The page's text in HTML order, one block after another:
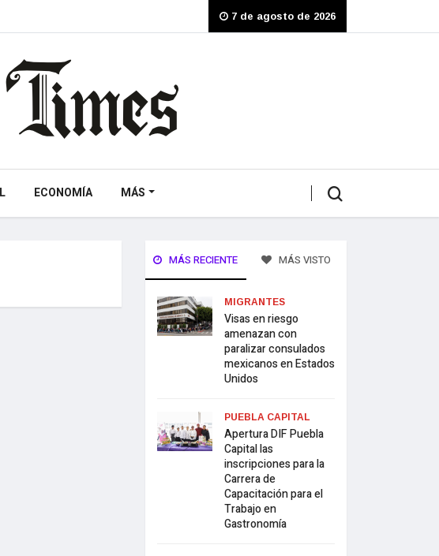
7 de agosto de 2026
ECONOMÍA MÁS
MÁS RECIENTE MÁS VISTO
MIGRANTES
Visas en riesgo
amenazan con
paralizar consulados
mexicanos en Estados
Unidos
PUEBLA CAPITAL
Apertura DIF Puebla
Capital las
inscripciones para la
Carrera de
Capacitación para el
Trabajo en
Gastronomía